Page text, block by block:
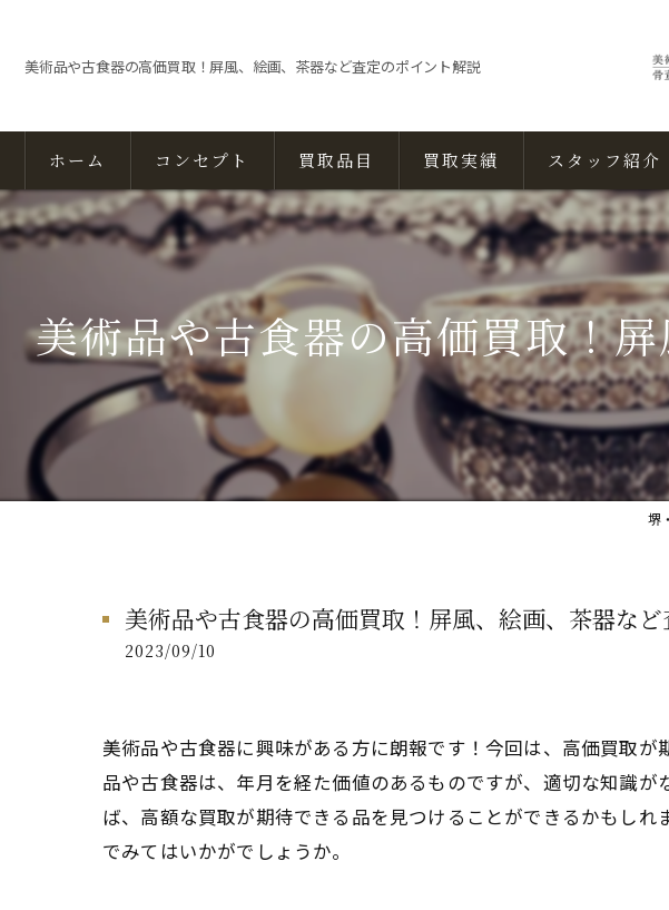
美術品や古食器の高価買取！屏風、絵画、茶器など査定のポイント解説
ホーム コンセプト 買取品目 買取実績 スタッフ紹介
美術品や古食器の高価買取！
堺
美術品や古食器の高価買取！屏風、絵画、茶器な
2023/09/10
美術品や古食器に興味がある方に朗報です！今回は、高価買取
品や古食器は、年月を経た価値のあるものですが、適切な知識
ば、高額な買取が期待できる品を見つけることができるかもし
でみてはいかがでしょうか。